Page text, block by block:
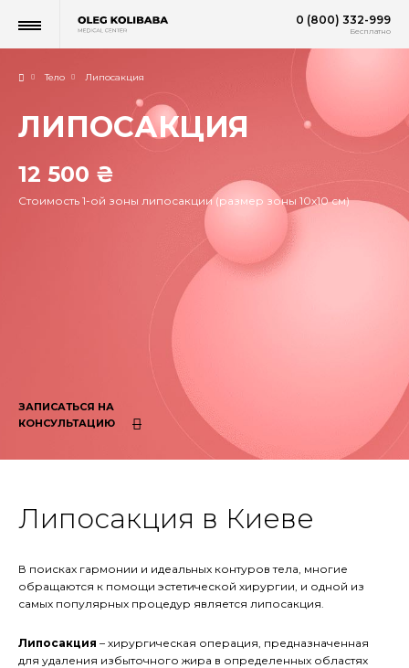
0 (800) 332-999
Бесплатно
Тело Липосакция
ЛИПОСАКЦИЯ
12 500 ₴
Стоимость 1-ой зоны липосакции (размер зоны 10х10 см)
ЗАПИСАТЬСЯ НА
КОНСУЛЬТАЦИЮ
Липосакция в Киеве
В поисках гармонии и идеальных контуров тела, многие
обращаются к помощи эстетической хирургии, и одной из
самых популярных процедур является липосакция.
Липосакция – хирургическая операция, предназначенная
для удаления избыточного жира в определенных областях